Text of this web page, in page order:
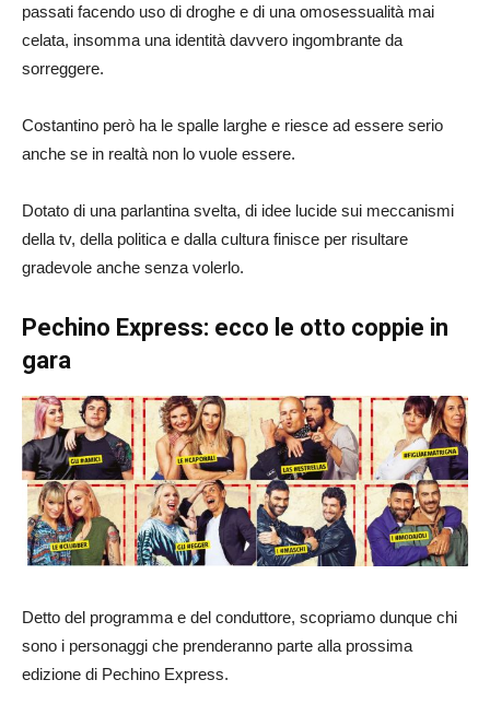
passati facendo uso di droghe e di una omosessualità mai
celata, insomma una identità davvero ingombrante da
sorreggere.
Costantino però ha le spalle larghe e riesce ad essere serio
anche se in realtà non lo vuole essere.
Dotato di una parlantina svelta, di idee lucide sui meccanismi
della tv, della politica e dalla cultura finisce per risultare
gradevole anche senza volerlo.
Pechino Express: ecco le otto coppie in
gara
Detto del programma e del conduttore, scopriamo dunque chi
sono i personaggi che prenderanno parte alla prossima
edizione di Pechino Express.